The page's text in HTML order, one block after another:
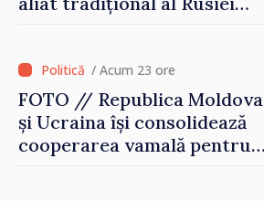
/ Acum 23 ore
FOTO // Republica Moldova
și Ucraina își consolidează
cooperarea vamală pentru